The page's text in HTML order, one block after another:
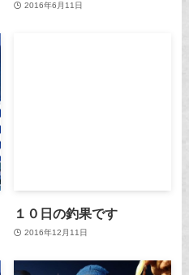
2016年6月11日
１０日の釣果です
2016年12月11日